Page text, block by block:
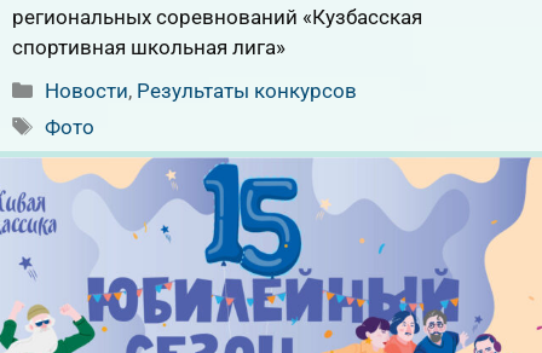
региональных соревнований «Кузбасская
спортивная школьная лига»
Рубрики
Новости, Результаты конкурсов
Метки
Фото